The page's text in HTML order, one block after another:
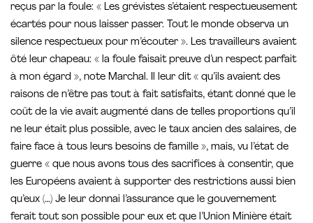
reçus par la foule: « Les grévistes s’étaient respectueusement
écartés pour nous laisser passer. Tout le monde observa un
silence respectueux pour m’écouter ». Les travailleurs avaient
ôté leur chapeau: « la foule faisait preuve d’un respect parfait
à mon égard », note Marchal. Il leur dit « qu’ils avaient des
raisons de n’être pas tout à fait satisfaits, étant donné que le
coût de la vie avait augmenté dans de telles proportions qu’il
ne leur était plus possible, avec le taux ancien des salaires, de
faire face à tous leurs besoins de famille », mais, vu l’état de
guerre « que nous avons tous des sacrifices à consentir, que
les Européens avaient à supporter des restrictions aussi bien
qu’eux (…) Je leur donnai l’assurance que le gouvernement
ferait tout son possible pour eux et que l’Union Minière était